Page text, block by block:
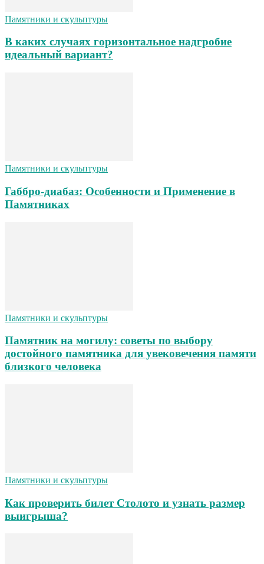
Памятники и скульптуры
В каких случаях горизонтальное надгробие
идеальный вариант?
Памятники и скульптуры
Габбро-диабаз: Особенности и Применение в
Памятниках
Памятники и скульптуры
Памятник на могилу: советы по выбору
достойного памятника для увековечения памяти
близкого человека
Памятники и скульптуры
Как проверить билет Столото и узнать размер
выигрыша?